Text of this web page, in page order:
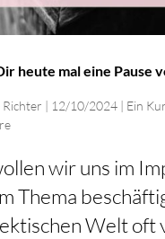
heute mal eine Pause
Richter | 12/10/2024| Ein
wir uns im
Thema
Welt oft